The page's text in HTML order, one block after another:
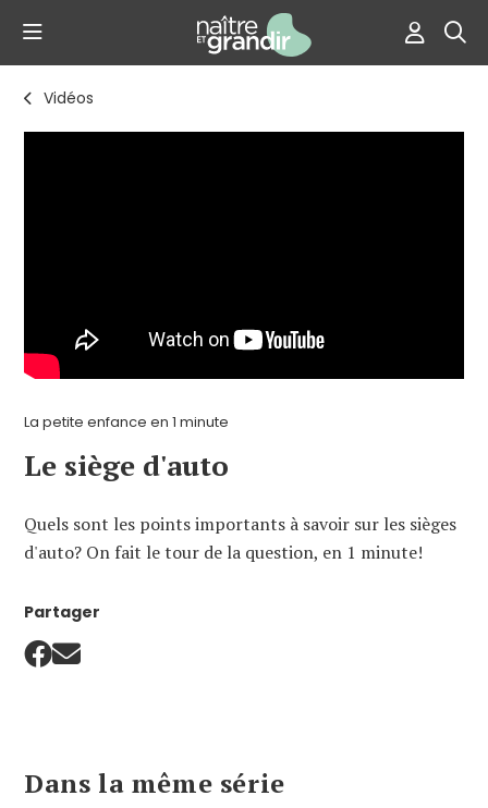
Vidéos
La petite enfance en 1 minute
Le siège d'auto
Quels sont les points importants à savoir sur les sièges
d'auto? On fait le tour de la question, en 1 minute!
Partager
Dans la même série